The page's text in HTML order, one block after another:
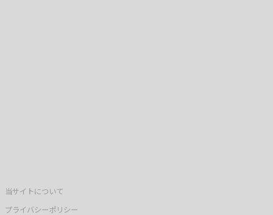
当サイトについて
プライバシーポリシー